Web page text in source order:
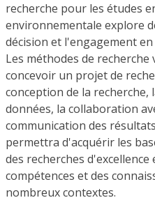
recherche pour les études
environnementale explore
décision et l'engagement
Les méthodes de
concevoir un projet de
conception de la recherche,
données, la collaboration
communication des
permettra d'acquérir les
des recherches
compétences et des
nombreux contextes.